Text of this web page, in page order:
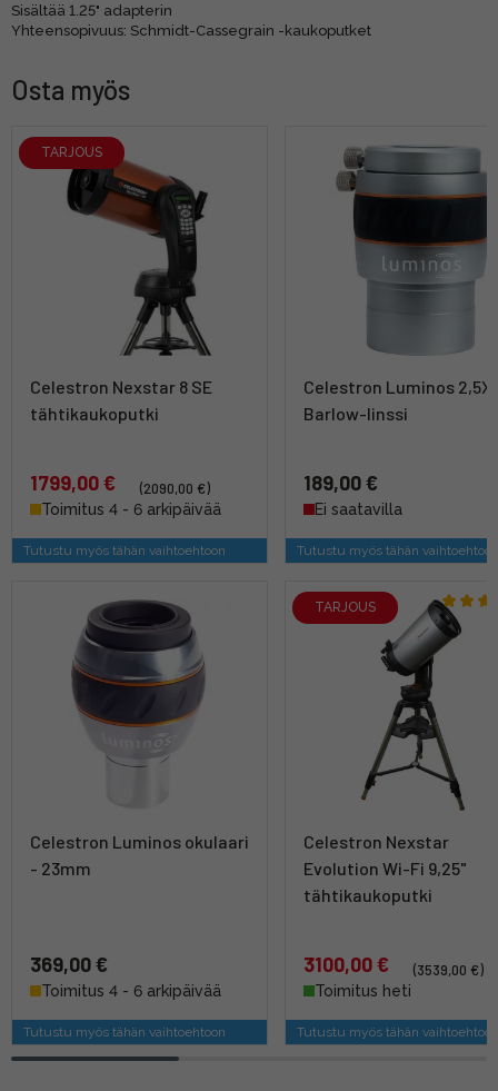
Sisältää 1.25" adapterin
Yhteensopivuus: Schmidt-Cassegrain -kaukoputket
Osta myös
TARJOUS
Celestron Nexstar 8 SE
tähtikaukoputki
1799,00 €
(2090,00 €)
Toimitus 4 - 6 arkipäivää
Tutustu myös tähän vaihtoehtoon
Celestron Luminos 2,5X
Barlow-linssi
189,00 €
Ei saatavilla
Tutustu myös tähän
Celestron Luminos okulaari
- 23mm
369,00 €
Toimitus 4 - 6 arkipäivää
Tutustu myös tähän vaihtoehtoon
TARJOUS
Celestron Nexstar
Evolution Wi-Fi 9,25"
tähtikaukoputki
3100,00 €
(3539,00 €)
Toimitus heti
Tutustu myös tähän